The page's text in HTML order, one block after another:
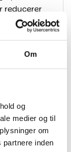
Om
og
medier og til
om
inden
reducerer
FLOORSHOP